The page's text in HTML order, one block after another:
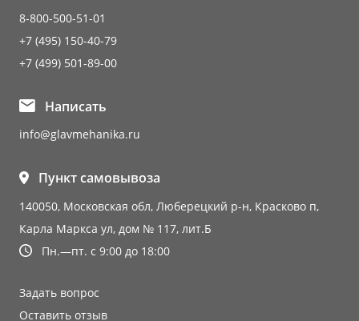
8-800-500-51-01
+7 (495) 150-40-79
+7 (499) 501-89-00
Написать
info@glavmehanika.ru
Пункт самовывоза
140050, Московская обл, Люберецкий р-н, Красково п,
Карла Маркса ул, дом № 117, лит.Б
Пн.—пт. с 9:00 до 18:00
Задать вопрос
Оставить отзыв